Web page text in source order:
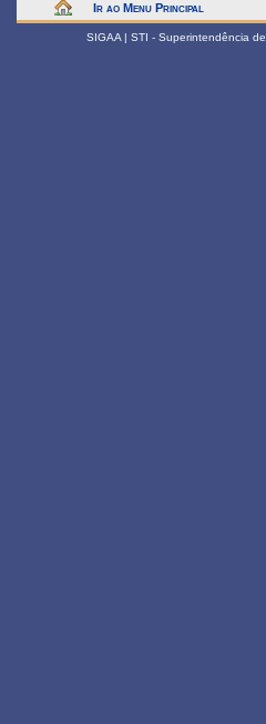
Ir ao Menu Principal
SIGAA | STI - Superintendência